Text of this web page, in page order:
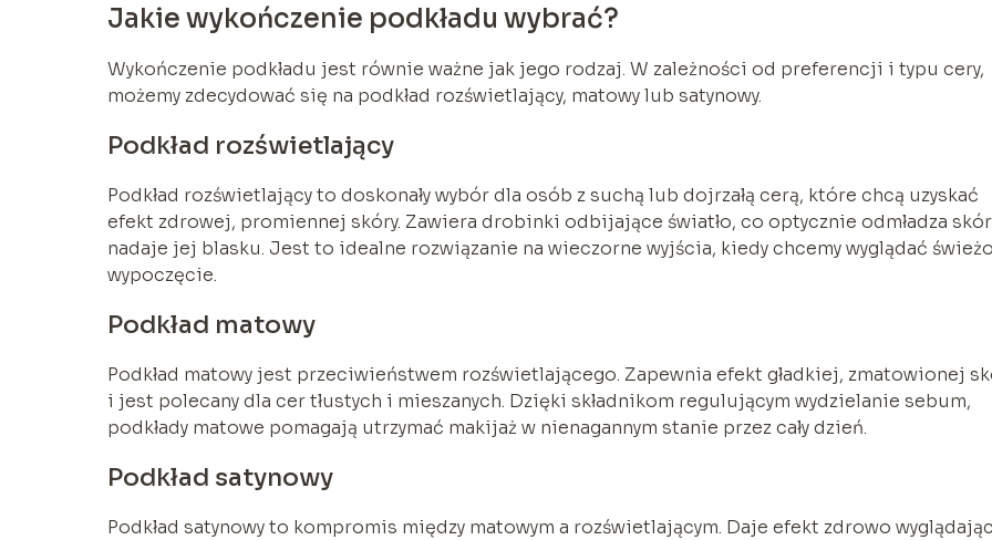
Jakie wykończenie podkładu wybrać?
Wykończenie podkładu jest równie ważne jak jego rodzaj. W zależności od preferencji i typu cery,
możemy zdecydować się na podkład rozświetlający, matowy lub satynowy.
Podkład rozświetlający
Podkład rozświetlający to doskonały wybór dla osób z suchą lub dojrzałą cerą, które chcą uzyskać
efekt zdrowej, promiennej skóry. Zawiera drobinki odbijające światło, co optycznie odmładza
nadaje jej blasku. Jest to idealne rozwiązanie na wieczorne wyjścia, kiedy chcemy wyglądać
wypoczęcie.
Podkład matowy
Podkład matowy jest przeciwieństwem rozświetlającego. Zapewnia efekt gładkiej, zmatowionej
i jest polecany dla cer tłustych i mieszanych. Dzięki składnikom regulującym wydzielanie sebum,
podkłady matowe pomagają utrzymać makijaż w nienagannym stanie przez cały dzień.
Podkład satynowy
Podkład satynowy to kompromis między matowym a rozświetlającym. Daje efekt zdrowo